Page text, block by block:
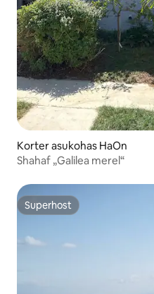
Korter asukohas HaOn
Shahaf „Galilea merel“
Superhost
Superhost